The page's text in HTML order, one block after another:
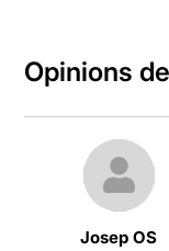
Opinions
Josep OS